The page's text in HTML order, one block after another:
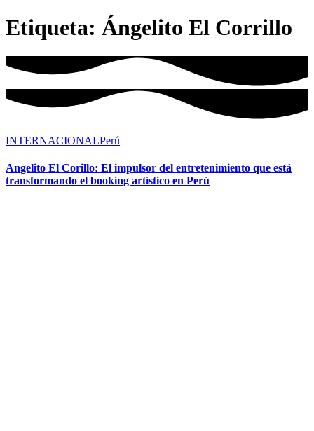
Etiqueta: Ángelito El Corrillo
INTERNACIONALPerú
Angelito El Corillo: El impulsor del entretenimiento que está
transformando el booking artístico en Perú